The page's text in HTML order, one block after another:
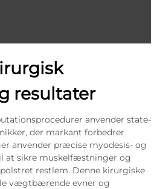
resultater
anvender state-
der markant forbedrer
anvender præcise myodesis- og
at sikre muskelfæstninger og
restlem. Denne kirurgiske
vægtbærende evner og